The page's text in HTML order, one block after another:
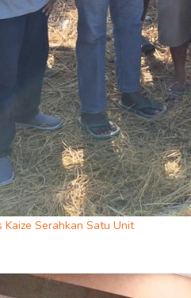
Kaize Serahkan Satu Unit